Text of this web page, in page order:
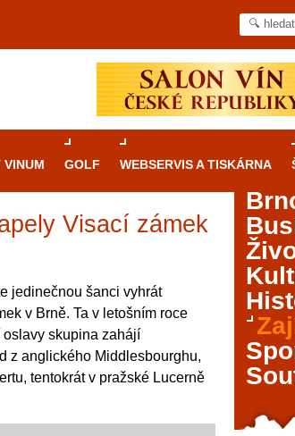
VINUM GOLF WEBSERVIS A TISKÁRNA
Visací zámek
jedinečnou šanci vyhrát
v Brně. Ta v letošním roce
skupina zahájí
z anglického Middlesbourghu,
tentokrát v pražské Lucerně
hrami v Brně: Od
pro zajímavé památky, skvělé
a univerzity. Mimo jiné je ale také
legálně a bezpečně vyzkoušet
hry. V neustále kvetoucí moravské
širokou nabídku her od klasické
automaty jak pro pravidelné